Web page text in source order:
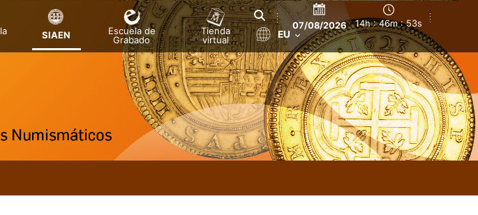
SIAEN
Escuela de
Grabado
Tienda
virtual
07/08/2026 14h : 46m : 54s
EU